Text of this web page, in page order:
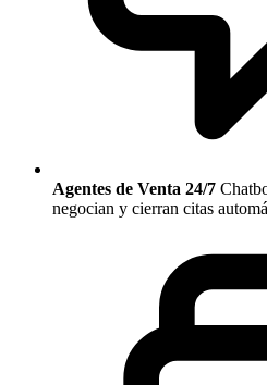
Agentes de Venta 24/7
negocian y cierran citas